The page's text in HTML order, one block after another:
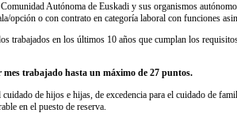
Autónoma de Euskadi y sus organismos
opción o con contrato en categoría laboral con funciones
trabajados en los últimos 10 años que cumplan los
trabajado hasta un máximo de 27 puntos.
de hijos e hijas, de excedencia para el cuidado de
en el puesto de reserva.